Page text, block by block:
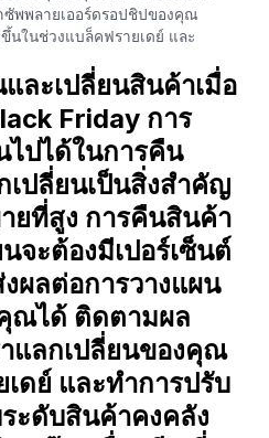
ซัพพลายเออร์ดรอปชิปของคุณ
นในช่วงแบล็คฟรายเดย์ และ
ละเปลี่ยนสินค้าเมื่อ
Friday การ
ปได้ในการคืน
ปลี่ยนเป็นสิ่งสำคัญ
ยที่สูง การคืนสินค้า
จะต้องมีเปอร์เซ็นต์
ผลต่อการวางแผน
ณได้ ติดตามผล
แลกเปลี่ยนของคุณ
ดย์ และทำการปรับ
ะดับสินค้าคงคลัง